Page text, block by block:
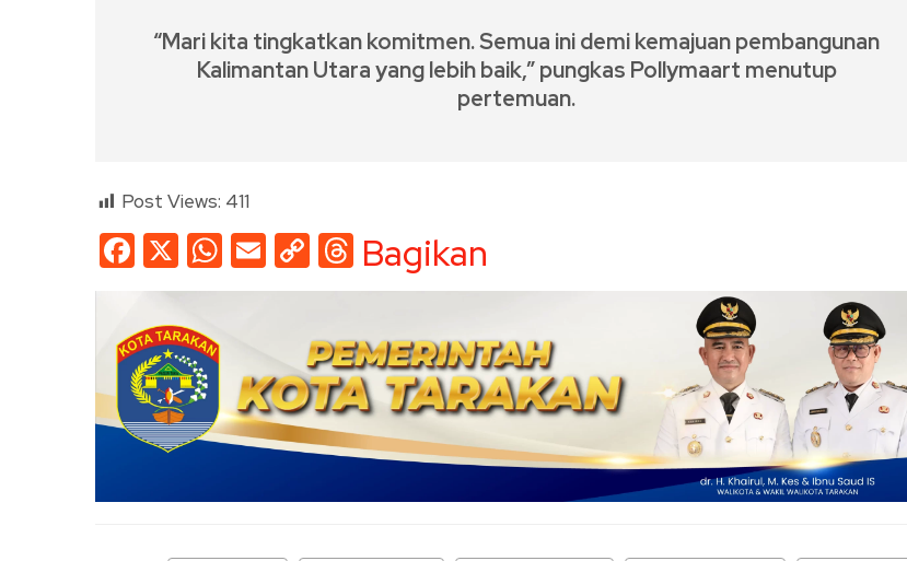
“Mari kita tingkatkan komitmen. Semua ini demi kemajuan pembangunan
Kalimantan Utara yang lebih baik,” pungkas Pollymaart menutup
pertemuan.
Post Views: 411
Facebook
X WhatsApp
EmailCopy
Link
Threads
Bagikan